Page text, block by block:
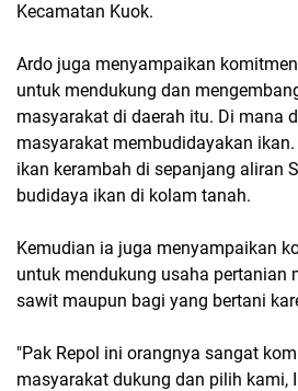
Kecamatan Kuok.
Ardo juga menyampaikan
untuk mendukung dan
masyarakat di daerah itu. Di mana
masyarakat membudidayakan
ikan kerambah di sepanjang aliran
budidaya ikan di kolam tanah.
Kemudian ia juga menyampaikan
untuk mendukung usaha pertanian
sawit maupun bagi yang bertani
"Pak Repol ini orangnya sangat
masyarakat dukung dan pilih kami,